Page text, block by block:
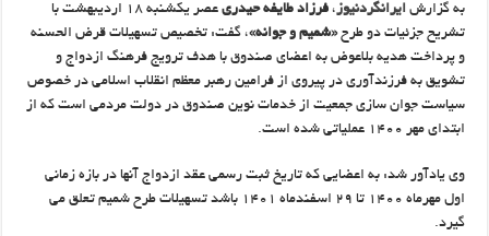
به گزارشایرانگردنیوز،فرزاد طایفه حیدری
عصر یکشنبه ۱۸ اردیبهشت با
تشریح جزئیات دو طرح«شمیم و جوانه»، گفت: تخصیص تسهیلات قرض الحسنه
و پرداخت هدیه بلاعوض به اعضای صندوق با هدف ترویج فرهنگ ازدواج و
تشویق به فرزندآوری در پیروی از فرامین رهبر معظم انقلاب اسلامی در خصوص
سیاست جوان سازی جمعیت از خدمات نوین صندوق در دولت مردمی است که از
ابتدای مهر ۱۴۰۰ عملیاتی شده است.
وی یادآور شد: به اعضایی که تاریخ ثبت رسمی عقد ازدواج آنها در بازه زمانی
اول مهرماه ۱۴۰۰ تا ۲۹ اسفندماه ۱۴۰۱ باشد تسهیلات طرح شمیم تعلق می
گیرد.